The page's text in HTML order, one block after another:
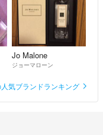
Jo Malone
ジョーマローン
気ブランドランキング